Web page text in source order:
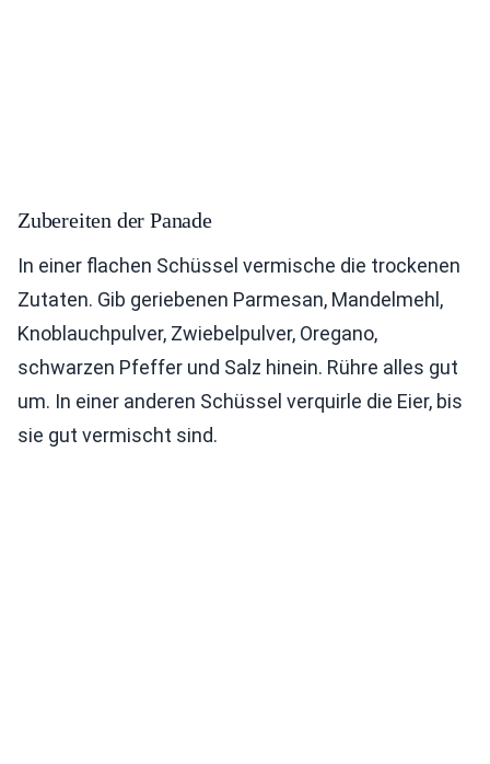
Zubereiten der Panade
In einer flachen Schüssel vermische die trockenen
Zutaten. Gib geriebenen Parmesan, Mandelmehl,
Knoblauchpulver, Zwiebelpulver, Oregano,
schwarzen Pfeffer und Salz hinein. Rühre alles gut
um. In einer anderen Schüssel verquirle die Eier, bis
sie gut vermischt sind.